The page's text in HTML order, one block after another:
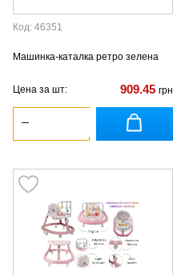
Код: 46351
Машинка-каталка ретро зелена
Цена за шт: 909.45 грн